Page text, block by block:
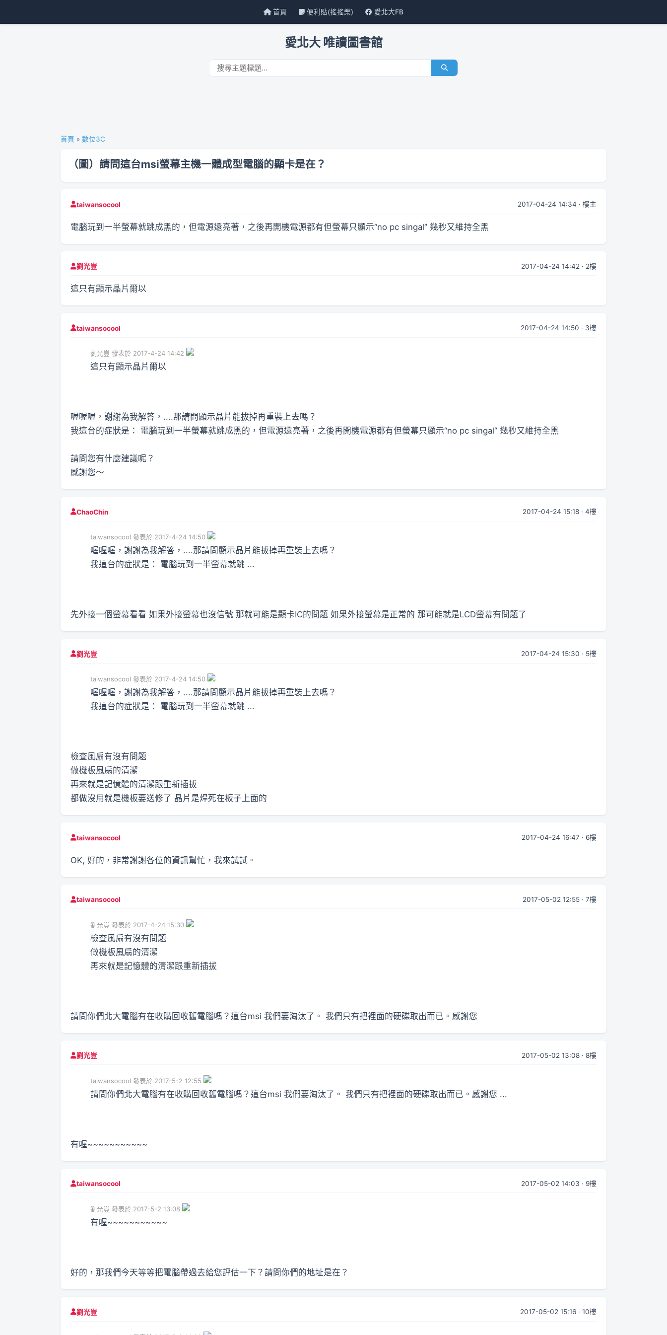
首頁 便利貼(搖搖樂) 愛北大FB
愛北大 唯讀圖書館
首頁 » 數位3C
（圖）請問這台msi螢幕主機一體成型電腦的顯卡是在？
taiwansocool 2017-04-24 14:34 · 樓主
電腦玩到一半螢幕就跳成黑的，但電源還亮著，之後再開機電源都有但螢幕只顯示“no pc singal‘’ 幾秒又維持全黑
劉光豈 2017-04-24 14:42 · 2樓
這只有顯示晶片爾以
taiwansocool 2017-04-24 14:50 · 3樓
劉光豈 發表於 2017-4-24 14:42
這只有顯示晶片爾以
喔喔喔，謝謝為我解答，....那請問顯示晶片能拔掉再重裝上去嗎？
我這台的症狀是： 電腦玩到一半螢幕就跳成黑的，但電源還亮著，之後再開機電源都有但螢幕只顯示“no pc singal‘’ 幾秒又維持全黑
請問您有什麼建議呢？
感謝您～
ChaoChin 2017-04-24 15:18 · 4樓
taiwansocool 發表於 2017-4-24 14:50
喔喔喔，謝謝為我解答，....那請問顯示晶片能拔掉再重裝上去嗎？
我這台的症狀是： 電腦玩到一半螢幕就跳 ...
先外接一個螢幕看看 如果外接螢幕也沒信號 那就可能是顯卡IC的問題 如果外接螢幕是正常的 那可能就是LCD螢幕有問題了
劉光豈 2017-04-24 15:30 · 5樓
taiwansocool 發表於 2017-4-24 14:50
喔喔喔，謝謝為我解答，....那請問顯示晶片能拔掉再重裝上去嗎？
我這台的症狀是： 電腦玩到一半螢幕就跳 ...
檢查風扇有沒有問題
做機板風扇的清潔
再來就是記憶體的清潔跟重新插拔
都做沒用就是機板要送修了 晶片是焊死在板子上面的
taiwansocool 2017-04-24 16:47 · 6樓
OK, 好的，非常謝謝各位的資訊幫忙，我來試試。
taiwansocool 2017-05-02 12:55 · 7樓
劉光豈 發表於 2017-4-24 15:30
檢查風扇有沒有問題
做機板風扇的清潔
再來就是記憶體的清潔跟重新插拔
請問你們北大電腦有在收購回收舊電腦嗎？這台msi 我們要淘汰了。 我們只有把裡面的硬碟取出而已。感謝您
劉光豈 2017-05-02 13:08 · 8樓
taiwansocool 發表於 2017-5-2 12:55
請問你們北大電腦有在收購回收舊電腦嗎？這台msi 我們要淘汰了。 我們只有把裡面的硬碟取出而已。感謝您 ...
有喔~~~~~~~~~~~
taiwansocool 2017-05-02 14:03 · 9樓
劉光豈 發表於 2017-5-2 13:08
有喔~~~~~~~~~~~
好的，那我們今天等等把電腦帶過去給您評估一下？請問你們的地址是在？
劉光豈 2017-05-02 15:16 · 10樓